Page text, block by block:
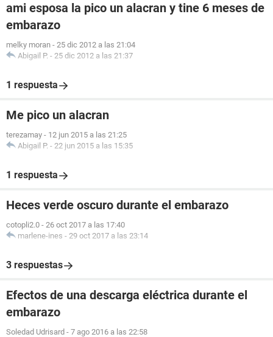
ami esposa la pico un alacran y tine 6 meses de
embarazo
melky moran - 25 dic 2012 a las 21:04
Abigail P. - 25 dic 2012 a las 21:37
1 respuesta
Me pico un alacran
terezamay - 12 jun 2015 a las 21:25
Abigail P. - 22 jun 2015 a las 15:35
1 respuesta
Heces verde oscuro durante el embarazo
cotopli2.0 - 26 oct 2017 a las 17:40
marlene-ines - 29 oct 2017 a las 23:14
3 respuestas
Efectos de una descarga eléctrica durante el
embarazo
Soledad Udrisard - 7 ago 2016 a las 22:58